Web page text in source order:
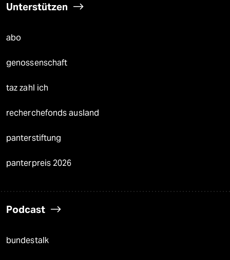
Unterstützen
abo
genossenschaft
taz zahl ich
recherchefonds ausland
panterstiftung
panterpreis 2026
Podcast
bundestalk